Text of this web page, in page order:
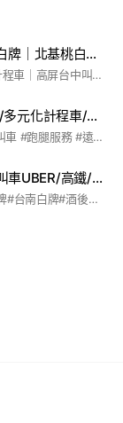
超便宜自動派車｜台中白牌｜高雄白牌｜北基桃白牌｜北中南超便宜白牌計程車｜多元化計程車｜台北桃園計程車
台中白牌｜高雄白牌｜台北白牌｜白牌計程車｜高屏台中叫車｜北中南搭車｜多元化｜高雄墾丁計程車｜高雄東港｜包車旅遊｜計程車｜ Uber ｜高雄白牌計程車｜台中白牌計程車｜電話叫車｜酒後代駕｜市區叫車｜ Line計程車｜台北白牌計程車｜桃園白牌計程車｜ Line 計程車｜台灣計程車｜台中代駕｜高雄代駕｜多元化計程車｜高雄計程車｜屏東計程車｜台南計程車｜嘉義計程車｜台中計程車｜新竹計程車｜台中租車｜高雄租車｜租車自駕｜平價租車｜資金需求｜小額貸款｜汽車貸款｜機車貸款｜商品貸款｜勞保貸款｜個人信用貸款｜企業貸款｜創業貸款｜房屋土地一二三胎｜民間轉銀行｜手機貸款
白牌叫車”𝑻𝒉𝒆 𝒐𝒏𝒆”中部/uber/跑腿 /多元化計程車/代駕/台灣大車隊/55688/小黃
#台中叫車 #代駕服務 #白牌叫車 #預約叫車 #跑腿服務 #遠程接送 #包車旅遊 #上下車任一地址在中部即可派車
台中快速叫車⚡️ 𝒀𝒁 ⚡️中部台中白牌叫車UBER/高鐵/機場接送/代駕/跑腿/台中叫車多元計程車
#機場接送#一般叫車#高雄白牌#南投白牌#台南白牌#酒後代駕#包車旅遊#簡易搬家#台北白牌#台中白牌#高雄叫車#南投叫車#白牌叫車#9人座機場接送#九人座機場接送#商務阿法